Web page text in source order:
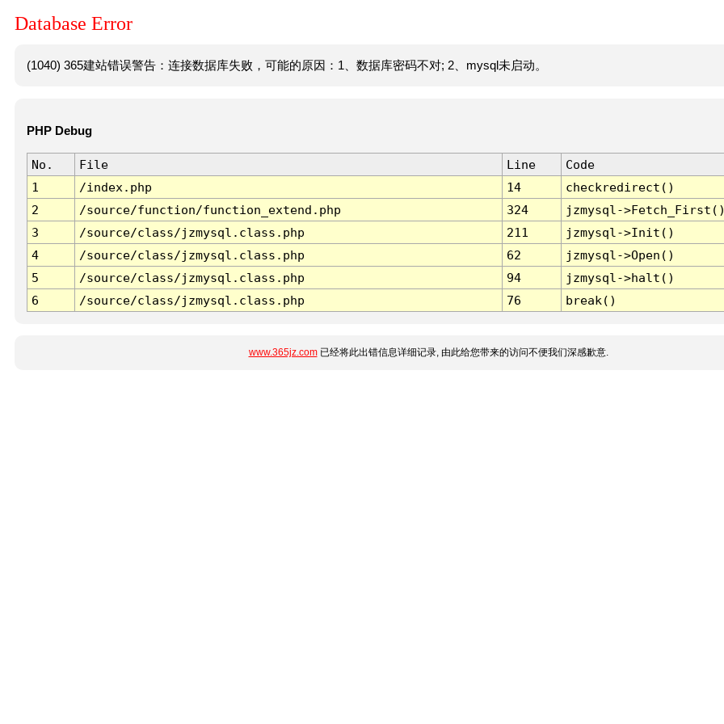
Database Error
(1040) 365建站错误警告：连接数据库失败，可能的原因：1、数据库密码不对; 2、mysql未启动。
PHP Debug
No. File Line
Code
1
/index.php 14
checkredirect()
2
/source/function/function_extend.php 324
jzmysql-
3
/source/class/jzmysql.class.php 211
jzmysql->Init()
4
/source/class/jzmysql.class.php 62
jzmysql->Open()
5
/source/class/jzmysql.class.php 94
jzmysql->halt()
6
/source/class/jzmysql.class.php 76 break()
www.365jz.com已经将此出错信息详细记录, 由此给您带来的访问不便我们深感歉意.